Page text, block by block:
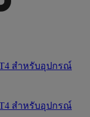
สำหรับอุปกรณ์
สำหรับอุปกรณ์